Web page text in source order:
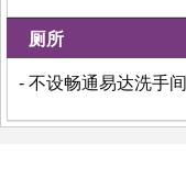
厕所
- 不设畅通易达洗手间